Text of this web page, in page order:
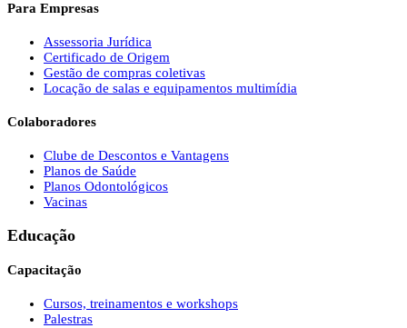
Para Empresas
Assessoria Jurídica
Certificado de Origem
Gestão de compras coletivas
Locação de salas e equipamentos multimídia
Colaboradores
Clube de Descontos e Vantagens
Planos de Saúde
Planos Odontológicos
Vacinas
Educação
Capacitação
Cursos, treinamentos e workshops
Palestras